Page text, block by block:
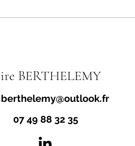
BERTHELEMY
07 49 88 32 35